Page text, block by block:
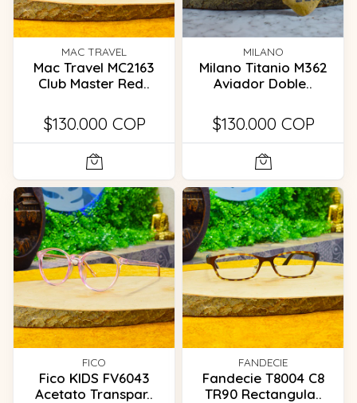
MAC TRAVEL
Mac Travel MC2163
Club Master Red..
$130.000 COP
MILANO
Milano Titanio M362
Aviador Doble..
$130.000 COP
FICO
Fico KIDS FV6043
Acetato Transpar..
FANDECIE
Fandecie T8004 C8
TR90 Rectangula..